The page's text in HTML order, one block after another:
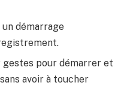
démarrage
gestes pour démarrer et
avoir à toucher